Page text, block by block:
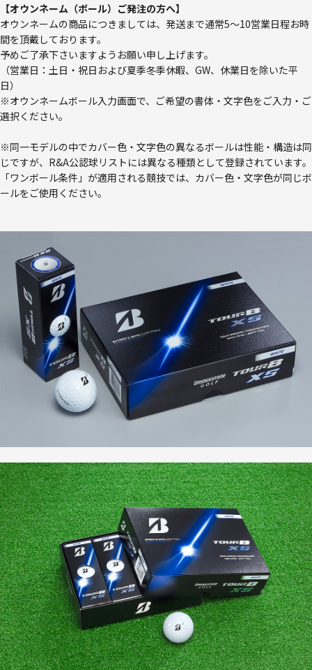
【オウンネーム（ボール）ご発注の方へ】
オウンネームの商品につきましては、発送まで通常5～10営業日程お時
間を頂戴しております。
予めご了承下さいますようお願い申し上げます。
（営業日：土日・祝日および夏季冬季休暇、GW、休業日を除いた平
日）
※オウンネームボール入力画面で、ご希望の書体・文字色をご入力・ご
選択ください。
※同一モデルの中でカバー色・文字色の異なるボールは性能・構造は同
じですが、R&A公認球リストには異なる種類として登録されています。
「ワンボール条件」が適用される競技では、カバー色・文字色が同じボ
ールをご使用ください。